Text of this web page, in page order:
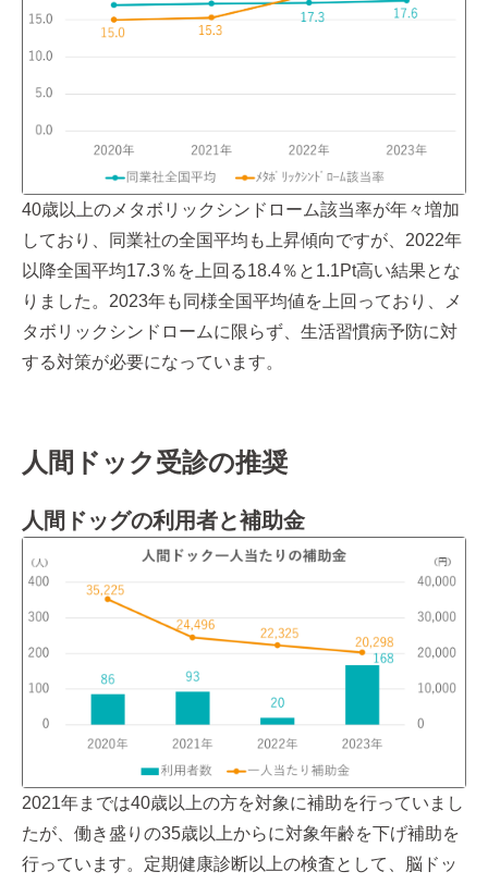
40歳以上のメタボリックシンドローム該当率が年々増加
しており、同業社の全国平均も上昇傾向ですが、2022年
以降全国平均17.3％を上回る18.4％と1.1Pt高い結果とな
りました。2023年も同様全国平均値を上回っており、メ
タボリックシンドロームに限らず、生活習慣病予防に対
する対策が必要になっています。
人間ドック受診の推奨
人間ドッグの利用者と補助金
2021年までは40歳以上の方を対象に補助を行っていまし
たが、働き盛りの35歳以上からに対象年齢を下げ補助を
行っています。定期健康診断以上の検査として、脳ドッ